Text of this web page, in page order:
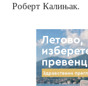
Роберт Калињак.